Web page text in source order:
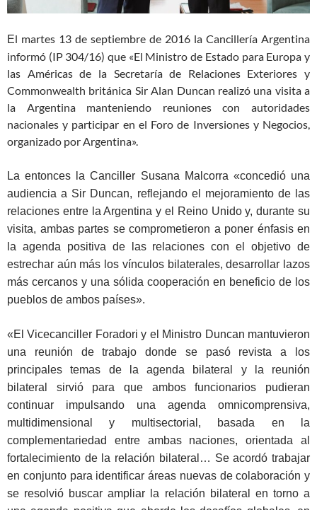
El martes 13 de septiembre de 2016 la Cancillería Argentina
informó (IP 304/16) que «El Ministro de Estado para Europa y
las Américas de la Secretaría de Relaciones Exteriores y
Commonwealth británica Sir Alan Duncan realizó una visita a
la Argentina manteniendo reuniones con autoridades
nacionales y participar en el Foro de Inversiones y Negocios,
organizado por Argentina».
La entonces la Canciller Susana Malcorra «concedió una
audiencia a Sir Duncan, reflejando el mejoramiento de las
relaciones entre la Argentina y el Reino Unido y, durante su
visita, ambas partes se comprometieron a poner énfasis en
la agenda positiva de las relaciones con el objetivo de
estrechar aún más los vínculos bilaterales, desarrollar lazos
más cercanos y una sólida cooperación en beneficio de los
pueblos de ambos países».
«El Vicecanciller Foradori y el Ministro Duncan mantuvieron
una reunión de trabajo donde se pasó revista a los
principales temas de la agenda bilateral y la reunión
bilateral sirvió para que ambos funcionarios pudieran
continuar impulsando una agenda omnicomprensiva,
multidimensional y multisectorial, basada en la
complementariedad entre ambas naciones, orientada al
fortalecimiento de la relación bilateral… Se acordó trabajar
en conjunto para identificar áreas nuevas de colaboración y
se resolvió buscar ampliar la relación bilateral en torno a